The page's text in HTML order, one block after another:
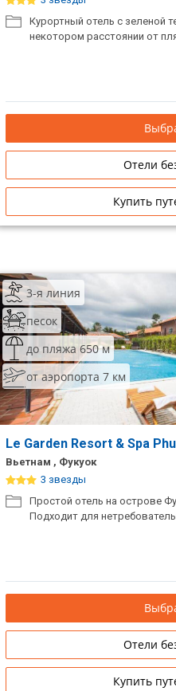
Курортный отель с зеленой
некотором расстоянии от
Отели
Купить
3-я линия
песок
до пляжа 650 м
от аэропорта 7 км
Le Garden Resort & Spa
Вьетнам , Фукуок
3 звезды
Простой отель на острове
Подходит для
Отели
Купить